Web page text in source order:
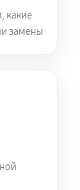
какие
замены